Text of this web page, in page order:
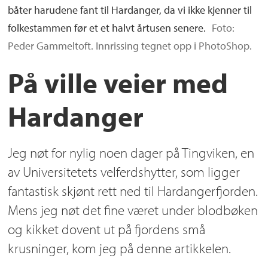
båter harudene fant til Hardanger, da vi ikke kjenner til
folkestammen før et et halvt årtusen senere. Foto:
Peder Gammeltoft. Innrissing tegnet opp i PhotoShop.
På ville veier med
Hardanger
Jeg nøt for nylig noen dager på Tingviken, en
av Universitetets velferdshytter, som ligger
fantastisk skjønt rett ned til Hardangerfjorden.
Mens jeg nøt det fine været under blodbøken
og kikket dovent ut på fjordens små
krusninger, kom jeg på denne artikkelen.